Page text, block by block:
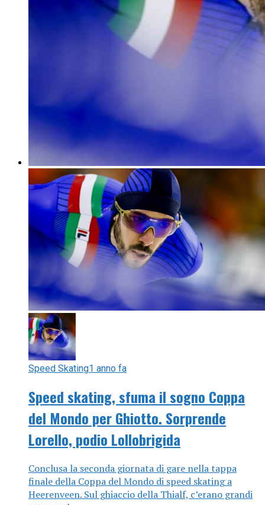
Speed Skating1 anno fa
Speed skating, sfuma il sogno Coppa
del Mondo per Ghiotto. Sorprende
Lorello, podio Lollobrigida
Conclusa la seconda giornata di gare nella tappa
finale della Coppa del Mondo di speed skating a
Heerenveen. Sul ghiaccio della Thialf, c’erano grandi